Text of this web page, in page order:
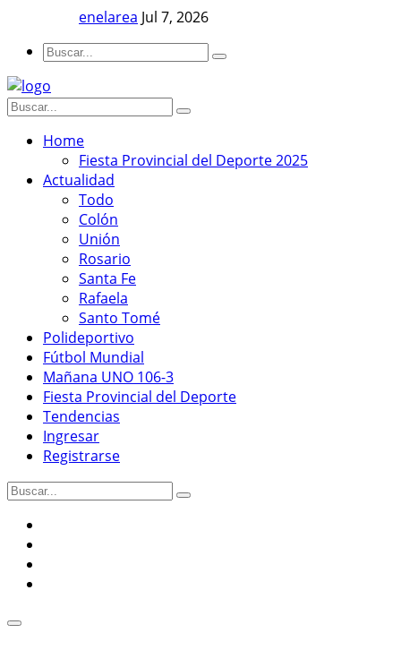
enelarea Jul 7, 2026
Home
Fiesta Provincial del Deporte 2025
Actualidad
Todo
Colón
Unión
Rosario
Santa Fe
Rafaela
Santo Tomé
Polideportivo
Fútbol Mundial
Mañana UNO 106-3
Fiesta Provincial del Deporte
Tendencias
Ingresar
Registrarse